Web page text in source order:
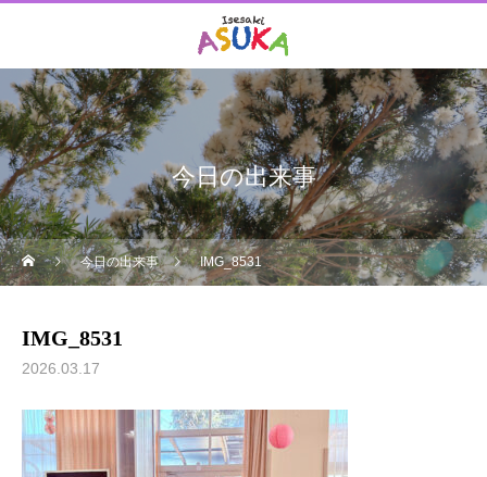
今日の出来事
今日の出来事 IMG_8531
IMG_8531
2026.03.17